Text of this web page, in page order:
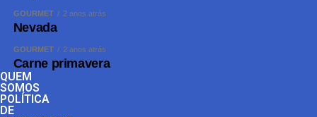
GOURMET 2 anos atrás
Nevada
GOURMET 2 anos atrás
Carne primavera
QUEM
SOMOS
POLÍTICA
DE